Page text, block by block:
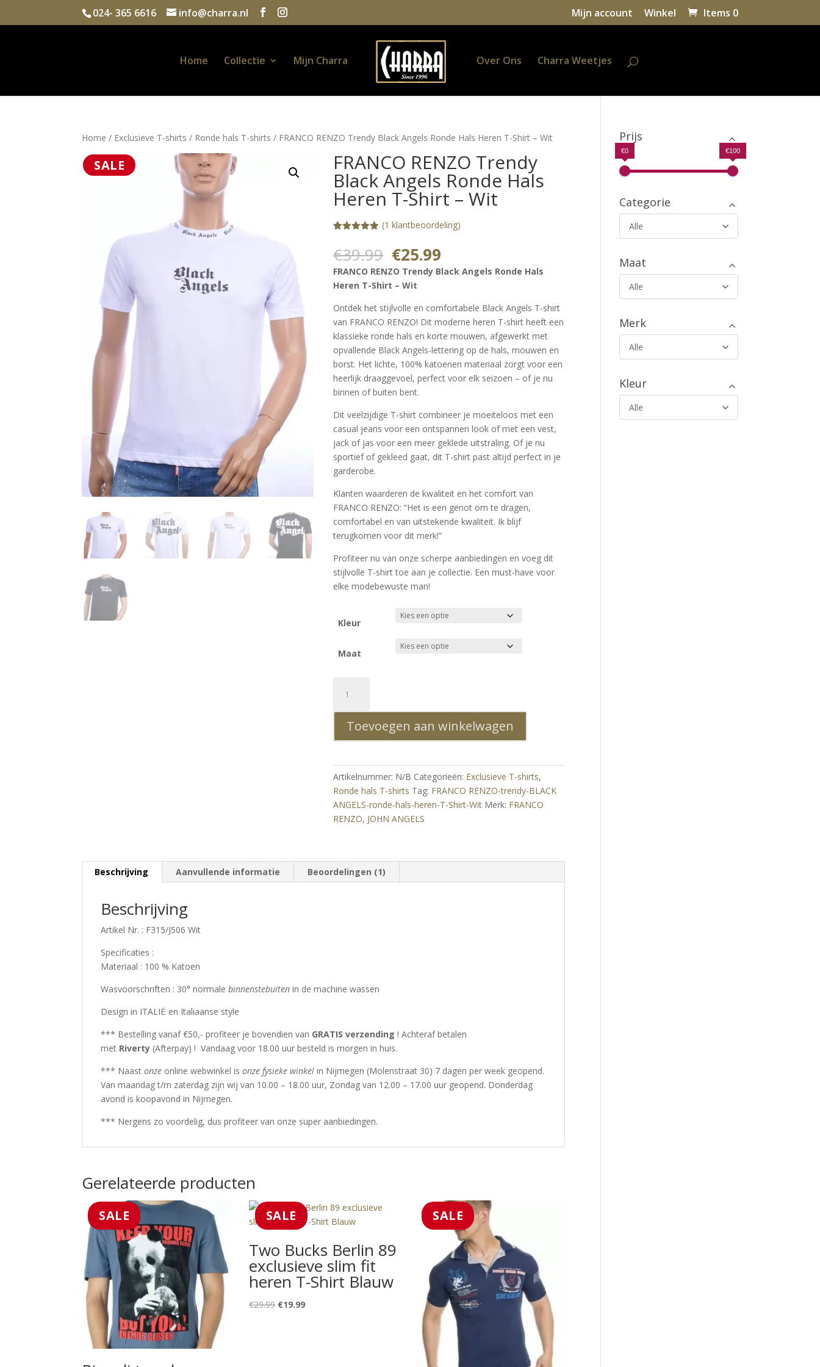
024- 365 6616 info@charra.nl Mijn account Winkel Items 0
Home Collectie Mijn Charra Over Ons Charra Weetjes
Home / Exclusieve T-shirts / Ronde hals T-shirts / FRANCO RENZO Trendy Black Angels Ronde Hals Heren T-Shirt – Wit
SALE FRANCO RENZO Trendy
Black Angels Ronde Hals
Heren T-Shirt – Wit
gebaseerd
klantbeoorde
ling
(1 klantbeoordeling)
€39.99 Oorspronkelijke
prijs
was:
€39.99.
€25.99
prijs
is:
FRANCO RENZO Trendy Black Angels Ronde Hals
Heren T-Shirt – Wit
Ontdek het stijlvolle en comfortabele Black Angels T-shirt
van FRANCO RENZO! Dit moderne heren T-shirt heeft een
klassieke ronde hals en korte mouwen, afgewerkt met
opvallende Black Angels-lettering op de hals, mouwen en
borst. Het lichte, 100% katoenen materiaal zorgt voor een
heerlijk draaggevoel, perfect voor elk seizoen – of je nu
binnen of buiten bent.
Dit veelzijdige T-shirt combineer je moeiteloos met een
casual jeans voor een ontspannen look of met een vest,
jack of jas voor een meer geklede uitstraling. Of je nu
sportief of gekleed gaat, dit T-shirt past altijd perfect in je
garderobe.
Klanten waarderen de kwaliteit en het comfort van
FRANCO RENZO: “Het is een genot om te dragen,
comfortabel en van uitstekende kwaliteit. Ik blijf
terugkomen voor dit merk!”
Profiteer nu van onze scherpe aanbiedingen en voeg dit
stijlvolle T-shirt toe aan je collectie. Een must-have voor
elke modebewuste man!
Kleur
Maat
RENZO
Trendy
Black
Angels
Hals
Heren
T-
Shirt
-
Toevoegen aan winkelwagen
Artikelnummer: N/B Categorieën: Exclusieve T-shirts,
Ronde hals T-shirts Tag: FRANCO RENZO-trendy-BLACK
ANGELS-ronde-hals-heren-T-Shirt-Wit Merk: FRANCO
RENZO, JOHN ANGELS
Beschrijving Aanvullende informatie Beoordelingen (1)
Beschrijving
Artikel Nr. : F315/J506 Wit
Specificaties :
Materiaal : 100 % Katoen
Wasvoorschriften : 30° normalebinnenstebuitenin de machine wassen
Design in ITALIË en Italiaanse style
*** Bestelling vanaf €50,- profiteer je bovendien van GRATIS verzending! Achteraf betalen
met Riverty (Afterpay) ! Vandaag voor 18.00 uur besteld is morgen in huis.
*** Naastonze online webwinkel isonze fysieke winkel in Nijmegen (Molenstraat 30) 7 dagen per week geopend.
Van maandag t/m zaterdag zijn wij van 10.00 – 18.00 uur, Zondag van 12.00 – 17.00 uur geopend. Donderdag
avond is koopavond in Nijmegen.
*** Nergens zo voordelig, dus profiteer van onze super aanbiedingen.
Gerelateerde producten
SALE SALE
Two Bucks Berlin 89
exclusieve slim fit
heren T-Shirt Blauw
€29.99 Oorspronkelijke
€19.99Huidige
SALE
Prijs
€0 €100
Categorie
Alle
Maat
Alle
Merk
Alle
Kleur
Alle